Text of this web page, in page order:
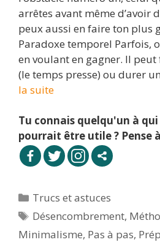
arrêtes avant même d’avoir
peux aussi en faire ton plus
Paradoxe temporel Parfois,
en voulant en gagner. Il
(le temps presse) ou durer
la suite
Tu connais quelqu'un à
pourrait être utile ? Pense
Catégories
Trucs et astuces
Étiquettes
Désencombrement,
Minimalisme, Pas à pas,